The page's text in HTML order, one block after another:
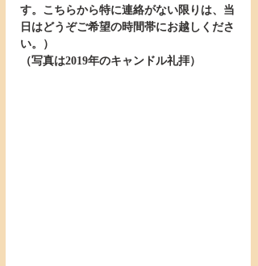
す。こちらから特に連絡がない限りは、当
日はどうぞご希望の時間帯にお越しくださ
い。）
（写真は2019年のキャンドル礼拝）